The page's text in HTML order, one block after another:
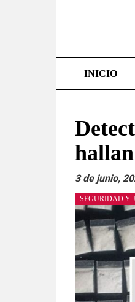
El
de
noticias
más
importantes
estado,
verificadas
y
INICIO
3 de junio,
SEGURIDAD Y